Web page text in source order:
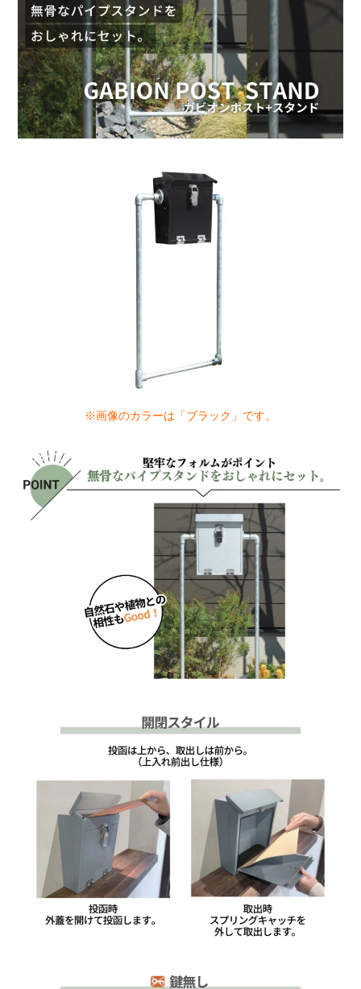
※画像のカラーは「ブラック」です。